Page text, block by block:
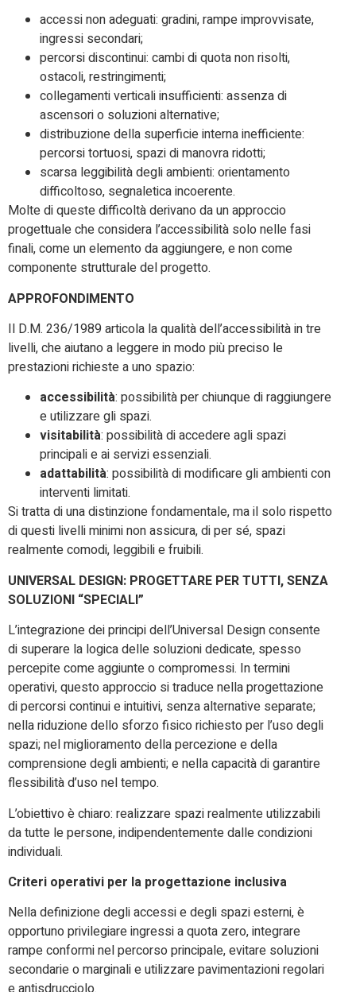
accessi non adeguati: gradini, rampe improvvisate,
ingressi secondari;
percorsi discontinui: cambi di quota non risolti,
ostacoli, restringimenti;
collegamenti verticali insufficienti: assenza di
ascensori o soluzioni alternative;
distribuzione della superficie interna inefficiente:
percorsi tortuosi, spazi di manovra ridotti;
scarsa leggibilità degli ambienti: orientamento
difficoltoso, segnaletica incoerente.
Molte di queste difficoltà derivano da un approccio
progettuale che considera l’accessibilità solo nelle fasi
finali, come un elemento da aggiungere, e non come
componente strutturale del progetto.
APPROFONDIMENTO
Il D.M. 236/1989 articola la qualità dell’accessibilità in tre
livelli, che aiutano a leggere in modo più preciso le
prestazioni richieste a uno spazio:
accessibilità: possibilità per chiunque di raggiungere
e utilizzare gli spazi.
visitabilità: possibilità di accedere agli spazi
principali e ai servizi essenziali.
adattabilità: possibilità di modificare gli ambienti con
interventi limitati.
Si tratta di una distinzione fondamentale, ma il solo rispetto
di questi livelli minimi non assicura, di per sé, spazi
realmente comodi, leggibili e fruibili.
UNIVERSAL DESIGN: PROGETTARE PER TUTTI, SENZA
SOLUZIONI “SPECIALI”
L’integrazione dei principi dell’Universal Design consente
di superare la logica delle soluzioni dedicate, spesso
percepite come aggiunte o compromessi. In termini
operativi, questo approccio si traduce nella progettazione
di percorsi continui e intuitivi, senza alternative separate;
nella riduzione dello sforzo fisico richiesto per l’uso degli
spazi; nel miglioramento della percezione e della
comprensione degli ambienti; e nella capacità di garantire
flessibilità d’uso nel tempo.
L’obiettivo è chiaro: realizzare spazi realmente utilizzabili
da tutte le persone, indipendentemente dalle condizioni
individuali.
Criteri operativi per la progettazione inclusiva
Nella definizione degli accessi e degli spazi esterni, è
opportuno privilegiare ingressi a quota zero, integrare
rampe conformi nel percorso principale, evitare soluzioni
secondarie o marginali e utilizzare pavimentazioni regolari